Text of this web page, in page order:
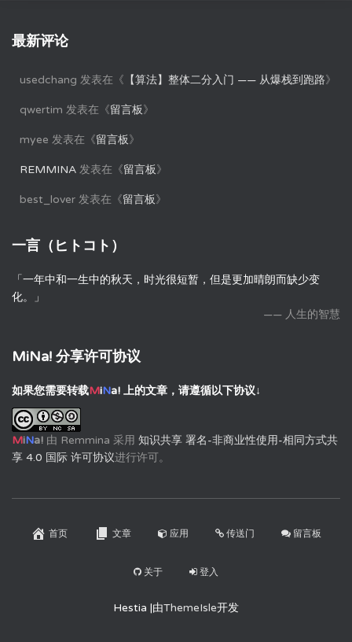
最新评论
usedchang 发表在《 【算法】整体二分入门 —— 从爆栈到跑路》
qwertim 发表在《留言板》
myee 发表在《留言板》
REMMINA 发表在《留言板》
best_lover 发表在《留言板》
一言（ヒトコト）
「一年中和一生中的秋天，时光很短暂，但是更加晴朗而缺少变
化。」
—— 人生的智慧
MiNa! 分享许可协议
如果您需要转载MiNa! 上的文章，请遵循以下协议↓
MiNa! 由 Remmina 采用 知识共享 署名-非商业性使用-相同方式共
享 4.0 国际 许可协议进行许可。
首页 文章 应用 传送门 留言板
关于 登入
Hestia |由ThemeIsle开发